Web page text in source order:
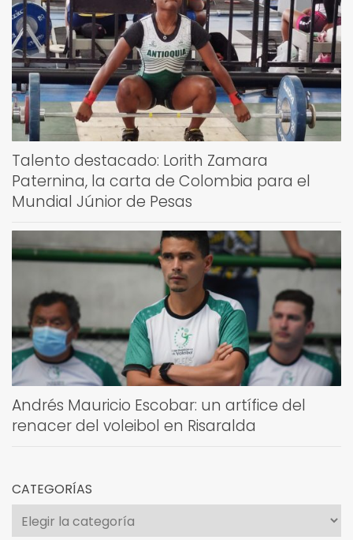
Talento destacado: Lorith Zamara
Paternina, la carta de Colombia para el
Mundial Júnior de Pesas
Andrés Mauricio Escobar: un artífice del
renacer del voleibol en Risaralda
CATEGORÍAS
Categorías